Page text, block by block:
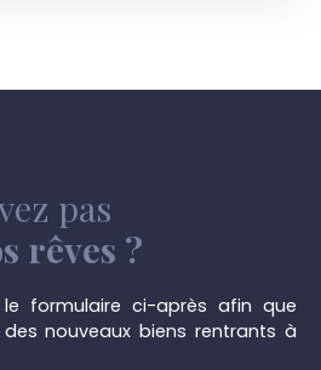
pas
rêves ?
formulaire ci-après afin que
nouveaux biens rentrants à